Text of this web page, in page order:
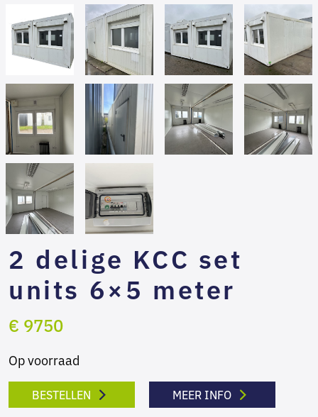
2 delige KCC set
units 6×5 meter
€ 9750
Op voorraad
BESTELLEN MEER INFO